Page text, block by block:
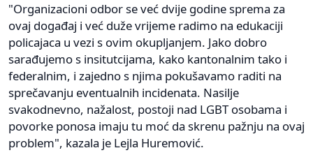
"Organizacioni odbor se već dvije godine sprema za
ovaj događaj i već duže vrijeme radimo na edukaciji
policajaca u vezi s ovim okupljanjem. Jako dobro
sarađujemo s insitutcijama, kako kantonalnim tako i
federalnim, i zajedno s njima pokušavamo raditi na
sprečavanju eventualnih incidenata. Nasilje
svakodnevno, nažalost, postoji nad LGBT osobama i
povorke ponosa imaju tu moć da skrenu pažnju na ovaj
problem", kazala je Lejla Huremović.